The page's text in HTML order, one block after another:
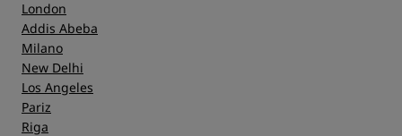
London
Addis Abeba
Milano
New Delhi
Los Angeles
Pariz
Riga